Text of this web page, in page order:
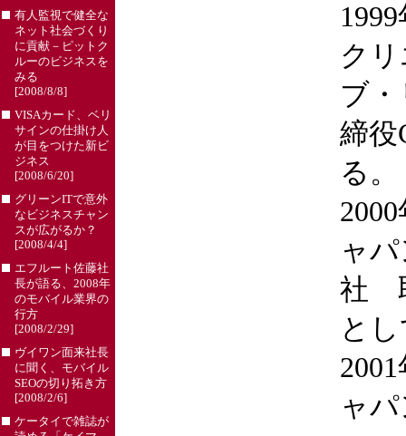
有人監視で健全な
ネット社会づくり
に貢献－ピットク
ルーのビジネスを
みる
[2008/8/8]
VISAカード、ベリ
サインの仕掛け人
が目をつけた新ビ
ジネス
[2008/6/20]
グリーンITで意外
なビジネスチャン
スが広がるか？
[2008/4/4]
エフルート佐藤社
長が語る、2008年
のモバイル業界の
行方
[2008/2/29]
ヴイワン面来社長
に聞く、モバイル
SEOの切り拓き方
[2008/2/6]
ケータイで雑誌が
ク
ブ
締役
る。
ャ
社
と
ャ